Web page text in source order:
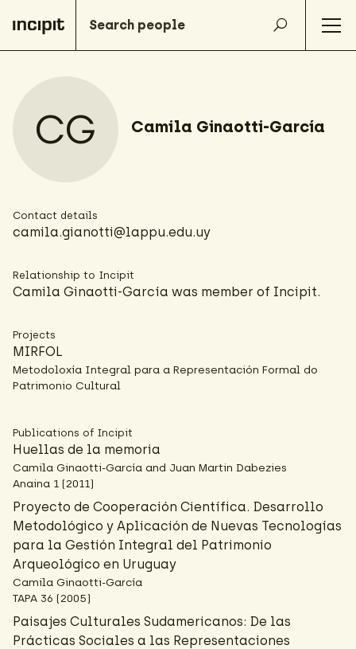
CG Camila Ginaotti-García
Contact details
camila.gianotti@lappu.edu.uy
Relationship to Incipit
Camila Ginaotti-García was member of Incipit.
Projects
MIRFOL
Metodoloxía Integral para a Representación Formal do
Patrimonio Cultural
Publications of Incipit
Huellas de la memoria
Camila Ginaotti-García and Juan Martin Dabezies
Anaina 1 (2011)
Proyecto de Cooperación Científica. Desarrollo
Metodológico y Aplicación de Nuevas Tecnologías
para la Gestión Integral del Patrimonio
Arqueológico en Uruguay
Camila Ginaotti-García
TAPA 36 (2005)
Paisajes Culturales Sudamericanos: De las
Prácticas Sociales a las Representaciones